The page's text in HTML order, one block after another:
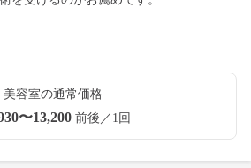
美容室の通常価格
〜13,200前後／1回